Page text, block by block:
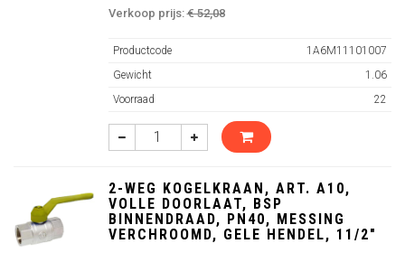
Verkoop prijs:€ 52,08
Productcode
1A6M11101007
Gewicht
1.06
Voorraad
22
2-WEG KOGELKRAAN, ART. A10,
VOLLE DOORLAAT, BSP
BINNENDRAAD, PN40, MESSING
VERCHROOMD, GELE HENDEL, 11/2"